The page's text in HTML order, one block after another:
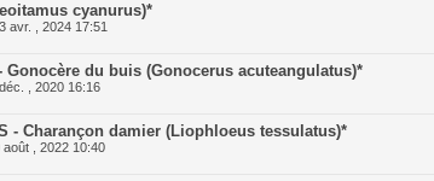
cyanurus)*
avr. , 2024 17:51
Gonocère du buis (Gonocerus acuteangulatus)*
, 2020 16:16
- Charançon damier (Liophloeus tessulatus)*
août , 2022 10:40